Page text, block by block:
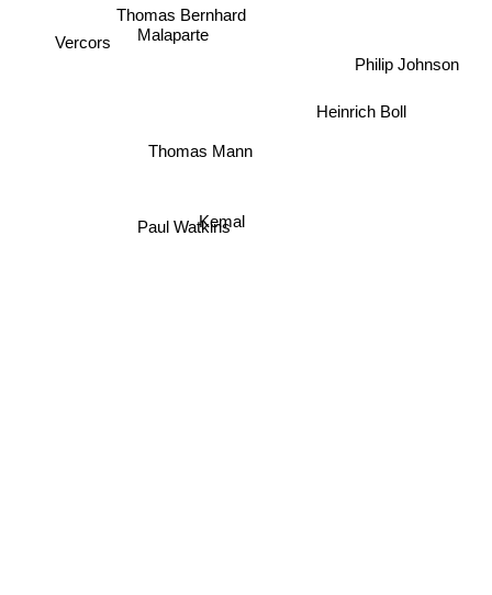
Malaparte
Thomas Mann
Thomas Bernhard
Kemal
Paul Watkins
Heinrich Boll
Philip Johnson
Vercors